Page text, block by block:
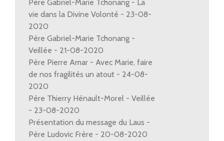
Père Gabriel-Marie Tchonang - La
vie dans la Divine Volonté - 23-08-
2020
Père Gabriel-Marie Tchonang -
Veillée - 21-08-2020
Père Pierre Amar - Avec Marie, faire
de nos fragilités un atout - 24-08-
2020
Père Thierry Hénault-Morel - Veillée
- 23-08-2020
Présentation du message du Laus -
Père Ludovic Frère - 20-08-2020